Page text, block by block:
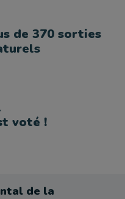
de 370 sorties
voté !
de la